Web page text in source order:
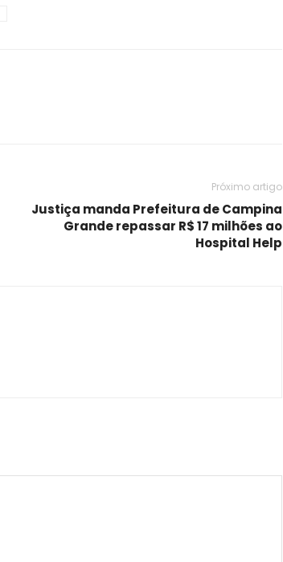
Próximo artigo
Justiça manda Prefeitura de Campina
Grande repassar R$ 17 milhões ao
Hospital Help